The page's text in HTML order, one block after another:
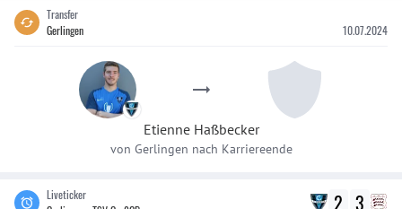
Transfer
Gerlingen
10.07.2024
Etienne Haßbecker
von Gerlingen nach Karriereende
Liveticker
2 3